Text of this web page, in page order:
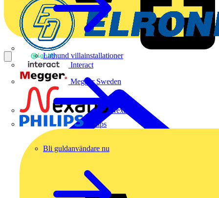
Interact
Megger Sweden
Nexans
Philips
Lathund villainstallationer
Bli guldanvändare nu